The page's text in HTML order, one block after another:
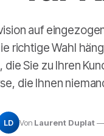
auf
richtige Wahl
die Sie zu Ihren
die Ihnen
LD Von Laurent Duplat—